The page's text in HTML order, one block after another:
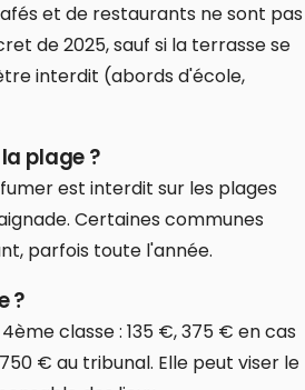
et de restaurants ne sont pas
de 2025, sauf si la terrasse se
interdit (abords d'école,
plage ?
est interdit sur les plages
Certaines communes
parfois toute l'année.
?
classe : 135 €, 375 € en cas
€ au tribunal. Elle peut viser le